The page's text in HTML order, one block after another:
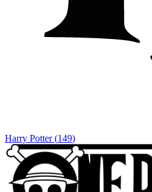
Harry Potter (149)